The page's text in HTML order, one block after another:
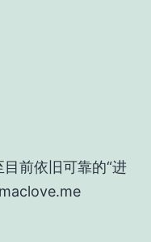
前依旧可靠的“进